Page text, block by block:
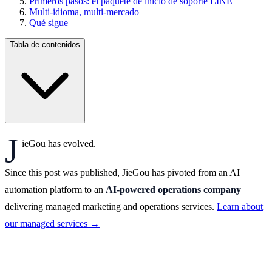
Multi-idioma, multi-mercado
Qué sigue
Tabla de contenidos
J ieGou has evolved.
Since this post was published, JieGou has pivoted from an AI
automation platform to an AI-powered operations company
delivering managed marketing and operations services. Learn about
our managed services →